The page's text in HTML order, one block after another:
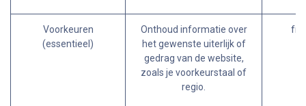
Voorkeuren
(essentieel)
Onthoud informatie over
het gewenste uiterlijk of
gedrag van de website,
zoals je voorkeurstaal of
regio.